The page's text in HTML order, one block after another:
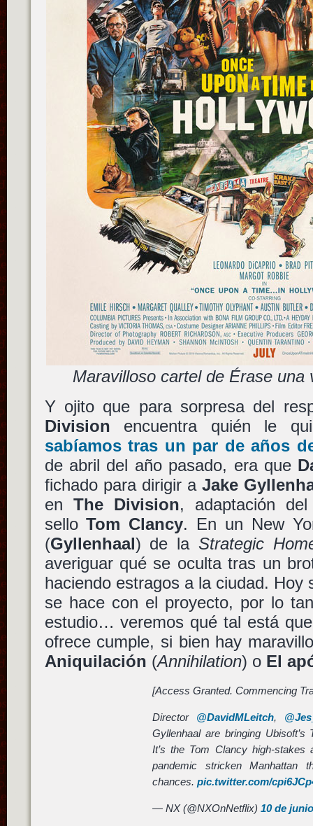
Maravilloso cartel de Érase
Y ojito que para sorpresa del
Division encuentra quién le
sabíamos tras un par de años
de abril del año pasado, era que
fichado para dirigir a Jake
en The Division, adaptación del
selloTom Clancy. En un New
(Gyllenhaal) de laStrategic
averiguar qué se oculta tras un
haciendo estragos a la ciudad. Hoy
se hace con el proyecto, por lo
estudio… veremos qué tal está
ofrece cumple, si bien hay
Aniquilación (Annihilation) o El
[Access Granted. Commencing
Director @DavidMLeitch,
Gyllenhaal are bringing
It’s the Tom Clancy high-
pandemic stricken Manhattan
chances.pic.twitter.com/
— NX (@NXOnNetflix)10 de